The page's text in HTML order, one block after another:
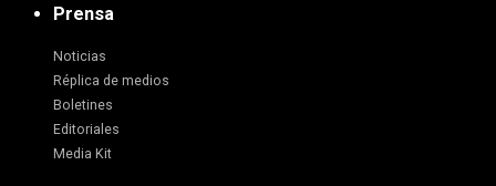
Prensa
Noticias
Réplica de medios
Boletines
Editoriales
Media Kit